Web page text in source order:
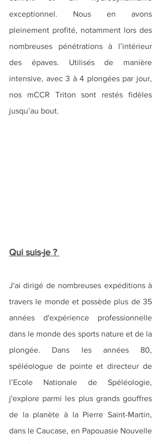
exceptionnel. Nous en avons
pleinement profité, notamment lors des
nombreuses pénétrations à l’intérieur
des épaves. Utilisés de manière
intensive, avec 3 à 4 plongées par jour,
nos mCCR Triton sont restés fidèles
jusqu’au bout.
Qui suis-je ?
J'ai dirigé de nombreuses expéditions à
travers le monde et possède plus de 35
années d'expérience professionnelle
dans le monde des sports nature et de la
plongée. Dans les années 80,
spéléologue de pointe et directeur de
l’Ecole Nationale de Spéléologie,
j'explore parmi les plus grands gouffres
de la planète à la Pierre Saint-Martin,
dans le Caucase, en Papouasie Nouvelle